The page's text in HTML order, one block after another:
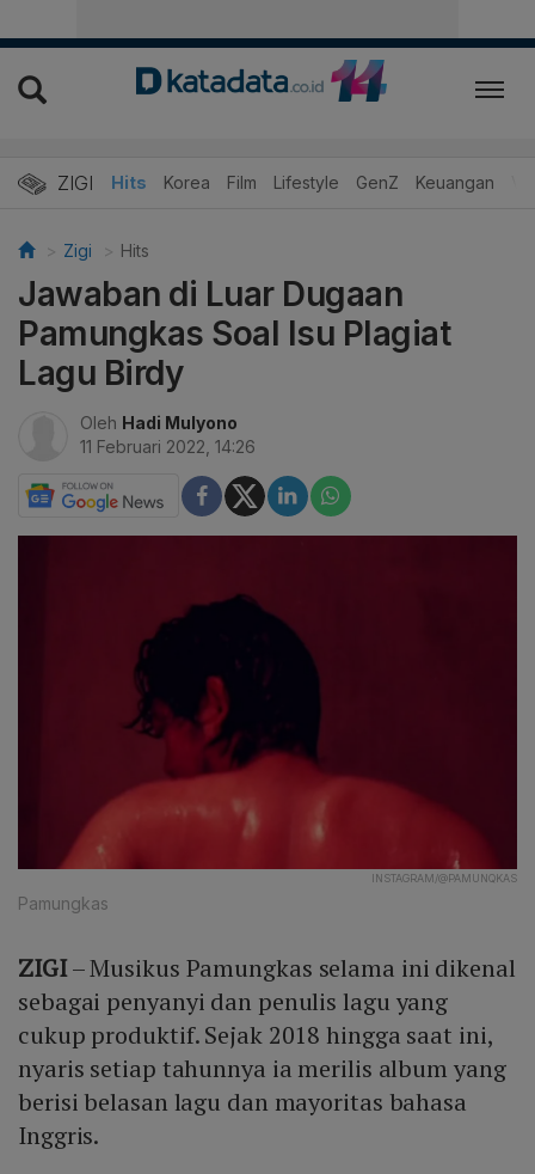
ZIGI Hits Korea Film Lifestyle GenZ Keuangan
Zigi Hits
Jawaban di Luar Dugaan
Pamungkas Soal Isu Plagiat
Lagu Birdy
Oleh Hadi Mulyono
11 Februari 2022, 14:26
INSTAGRAM/@PAMUNQKAS
Pamungkas
ZIGI– Musikus Pamungkas selama ini dikenal
sebagai penyanyi dan penulis lagu yang
cukup produktif. Sejak 2018 hingga saat ini,
nyaris setiap tahunnya ia merilis album yang
berisi belasan lagu dan mayoritas bahasa
Inggris.